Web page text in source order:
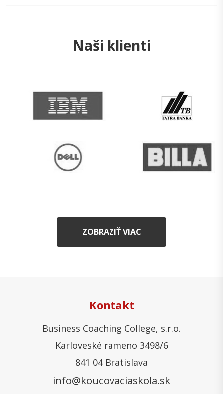
Naši klienti
ZOBRAZIŤ VIAC
Kontakt
Business Coaching College, s.r.o.
Karloveské rameno 3498/6
841 04 Bratislava
info@koucovaciaskola.sk